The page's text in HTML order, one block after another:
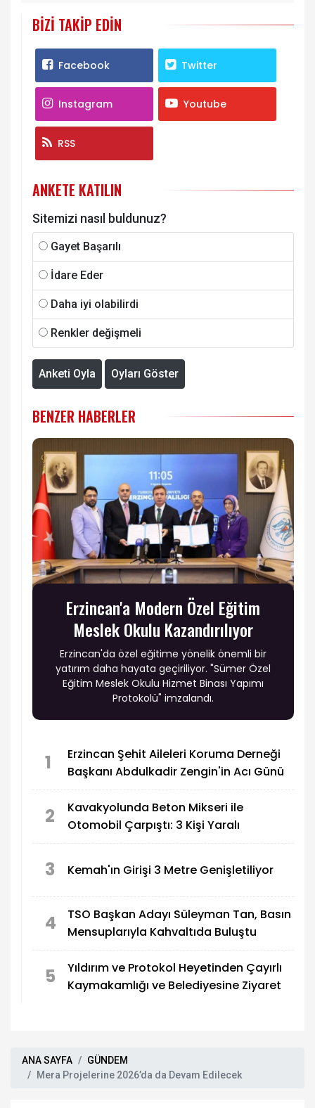
BIZI TAKIP EDIN
Facebook Twitter
Instagram Youtube
RSS
ANKETE KATILIN
Sitemizi nasıl buldunuz?
Gayet Başarılı
İdare Eder
Daha iyi olabilirdi
Renkler değişmeli
Anketi Oyla Oyları Göster
BENZER HABERLER
Erzincan'a Modern Özel Eğitim
Meslek Okulu Kazandırılıyor
Erzincan'da özel eğitime yönelik önemli bir
yatırım daha hayata geçiriliyor. "Sümer Özel
Eğitim Meslek Okulu Hizmet Binası Yapımı
Protokolü" imzalandı.
1
Erzincan Şehit Aileleri Koruma Derneği
Başkanı Abdulkadir Zengin'in Acı Günü
2
Kavakyolunda Beton Mikseri ile
Otomobil Çarpıştı: 3 Kişi Yaralı
3 Kemah'ın Girişi 3 Metre Genişletiliyor
4
TSO Başkan Adayı Süleyman Tan, Basın
Mensuplarıyla Kahvaltıda Buluştu
5
Yıldırım ve Protokol Heyetinden Çayırlı
Kaymakamlığı ve Belediyesine Ziyaret
ANA SAYFA
GÜNDEM
Mera Projelerine 2026’da da Devam Edilecek